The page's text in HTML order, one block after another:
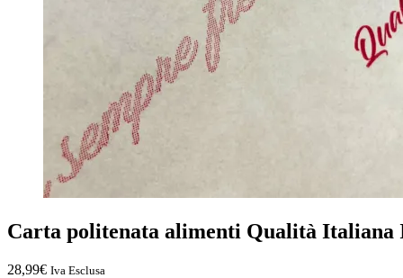
Carta politenata alimenti Qualità Italiana
28,99€ Iva Esclusa